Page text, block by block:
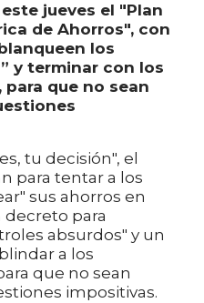
jueves el "Plan
de Ahorros", con
los
y terminar con los
que no sean
tu decisión", el
para tentar a los
sus ahorros en
decreto para
absurdos" y un
a los
que no sean
impositivas.